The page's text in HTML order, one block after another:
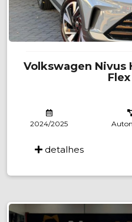
Volkswagen Nivus
2024/2025
detalhes